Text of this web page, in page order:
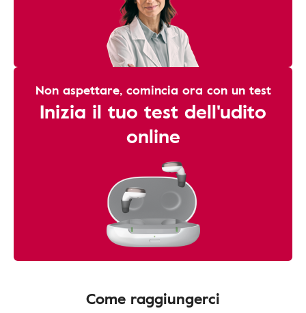
Non aspettare, comincia ora con un test
Inizia il tuo test dell'udito
online
Come raggiungerci